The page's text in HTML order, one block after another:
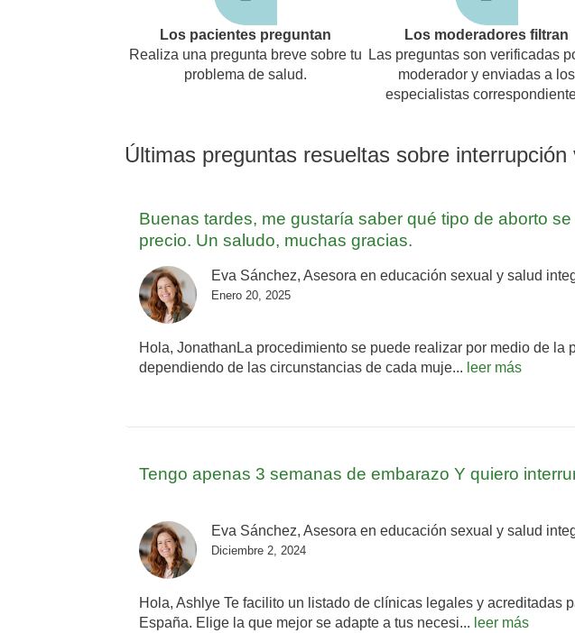
Los pacientes preguntan
Realiza una pregunta breve sobre tu
problema de salud.
Los moderadores filtran
Las preguntas son verificadas
moderador y enviadas a los
especialistas
Últimas preguntas resueltas sobre
Buenas tardes, me gustaría saber qué tipo de aborto
precio. Un saludo, muchas gracias.
Eva Sánchez, Asesora en educación sexual y salud
Enero 20, 2025
Hola, JonathanLa procedimiento se puede realizar por medio de
dependiendo de las circunstancias de cada muje... leer más
Tengo apenas 3 semanas de embarazo Y quiero
Eva Sánchez, Asesora en educación sexual y salud
Diciembre 2, 2024
Hola, Ashlye Te facilito un listado de clínicas legales y acreditadas
España. Elige la que mejor se adapte a tus necesi... leer más